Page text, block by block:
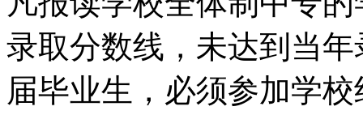
录取分数线，未达到当
届毕业生，必须参加学